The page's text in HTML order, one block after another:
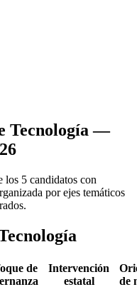
Tecnología —
los 5 candidatos con
por ejes temáticos
de
Intervención
estatal
de